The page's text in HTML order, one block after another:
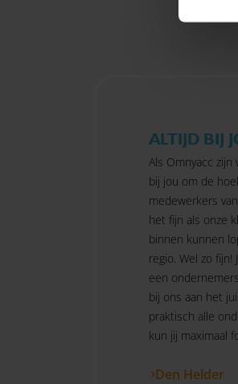
ALTIJD BIJ
Als Omnyacc
bij jou om de
medewerkers
het fijn als onze
binnen kunnen
regio. Wel zo
een
bij ons aan het
praktisch alle
kun jij maximaal
Den Helder